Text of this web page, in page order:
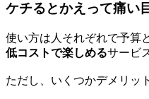
ケチるとかえって痛い
使い方は人それぞれで予算
低コストで楽しめるサービ
ただし、いくつかデメリッ